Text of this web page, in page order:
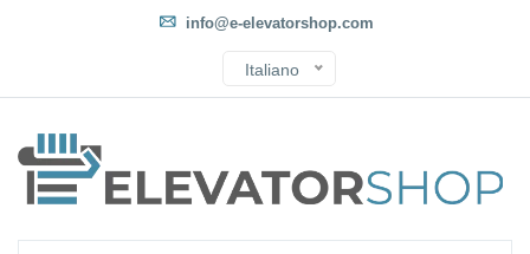
info@e-elevatorshop.com
Italiano